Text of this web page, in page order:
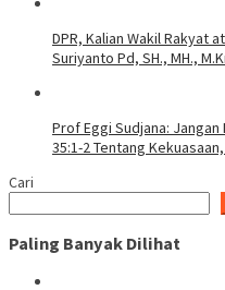
DPR, Kalian Wakil Rakyat
Suriyanto Pd, SH., MH.,
Prof Eggi Sudjana: Jangan
35:1-2 Tentang
Cari
Paling Banyak Dilihat